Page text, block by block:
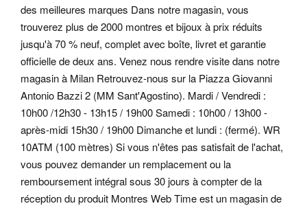
des meilleures marques Dans notre magasin, vous
trouverez plus de 2000 montres et bijoux à prix réduits
jusqu'à 70 % neuf, complet avec boîte, livret et garantie
officielle de deux ans. Venez nous rendre visite dans notre
magasin à Milan Retrouvez-nous sur la Piazza Giovanni
Antonio Bazzi 2 (MM Sant'Agostino). Mardi / Vendredi :
10h00 /12h30 - 13h15 / 19h00 Samedi : 10h00 / 13h00 -
après-midi 15h30 / 19h00 Dimanche et lundi : (fermé). WR
10ATM (100 mètres) Si vous n'êtes pas satisfait de l'achat,
vous pouvez demander un remplacement ou la
remboursement intégral sous 30 jours à compter de la
réception du produit Montres Web Time est un magasin de